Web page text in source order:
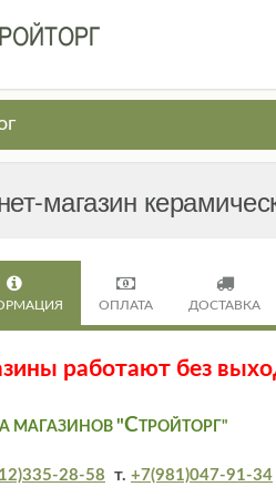
магазин
ОПЛАТА ДОСТАВКА
работают без
МАГАЗИНОВ "С ТРОЙТОРГ"
28-58 т. +7(981)047-91-34